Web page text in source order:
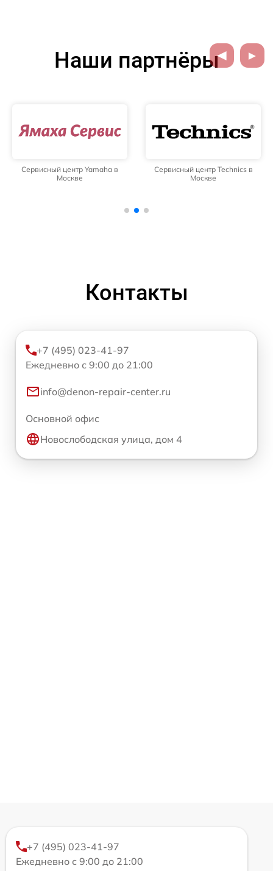
Наши партнёры
Сервисный центр Yamaha в
Москве
Сервисный центр Technics в
Москве
Контакты
+7 (495) 023-41-97
Ежедневно с 9:00 до 21:00
info@denon-repair-center.ru
Основной офис
Новослободская улица, дом 4
+7 (495) 023-41-97
Ежедневно с 9:00 до 21:00